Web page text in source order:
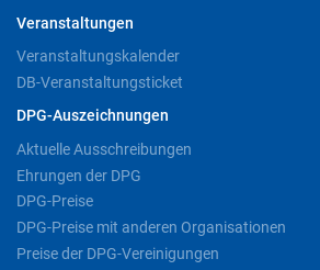
Veranstaltungen
Veranstaltungskalender
DB-Veranstaltungsticket
DPG-Auszeichnungen
Aktuelle Ausschreibungen
Ehrungen der DPG
DPG-Preise
DPG-Preise mit anderen Organisationen
Preise der DPG-Vereinigungen